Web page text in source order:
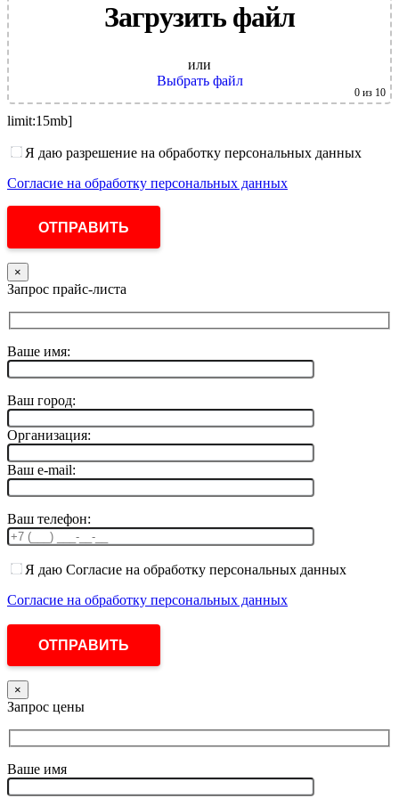
Загрузить файл
или
Выбрать файл
0 из 10
limit:15mb]
Я даю разрешение на обработку персональных данных
Согласие на обработку персональных данных
×
Запрос прайс-листа
Ваше имя:
Ваш город:
Организация:
Ваш e-mail:
Ваш телефон:
Я даю Согласие на обработку персональных данных
Согласие на обработку персональных данных
×
Запрос цены
Ваше имя